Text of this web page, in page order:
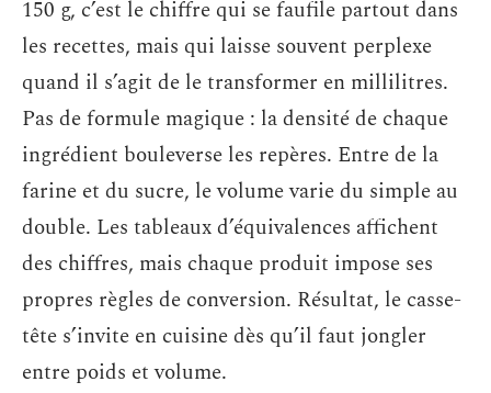
150 g, c’est le chiffre qui se faufile partout dans
les recettes, mais qui laisse souvent perplexe
quand il s’agit de le transformer en millilitres.
Pas de formule magique : la densité de chaque
ingrédient bouleverse les repères. Entre de la
farine et du sucre, le volume varie du simple au
double. Les tableaux d’équivalences affichent
des chiffres, mais chaque produit impose ses
propres règles de conversion. Résultat, le casse-
tête s’invite en cuisine dès qu’il faut jongler
entre poids et volume.